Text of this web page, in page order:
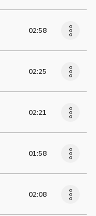
02:58
02:25
02:21
01:58
02:08